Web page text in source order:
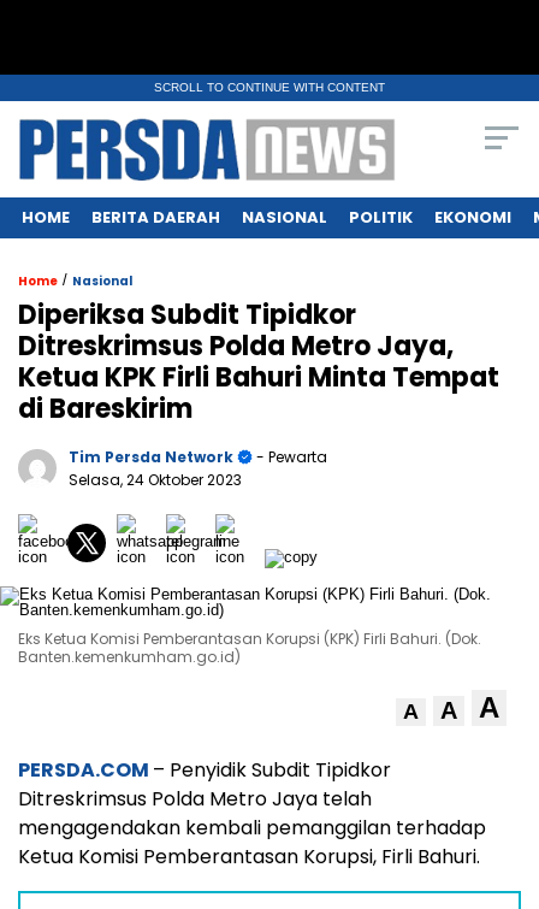
SCROLL TO CONTINUE WITH CONTENT
HOME BERITA DAERAH NASIONAL POLITIK EKONOMI
Home / Nasional
Diperiksa Subdit Tipidkor
Ditreskrimsus Polda Metro Jaya,
Ketua KPK Firli Bahuri Minta Tempat
di Bareskirim
Tim Persda Network
- Pewarta
Selasa, 24 Oktober 2023
Eks Ketua Komisi Pemberantasan Korupsi (KPK) Firli Bahuri. (Dok.
Banten.kemenkumham.go.id)
A A A
PERSDA.COM – Penyidik Subdit Tipidkor
Ditreskrimsus Polda Metro Jaya telah
mengagendakan kembali pemanggilan terhadap
Ketua Komisi Pemberantasan Korupsi, Firli Bahuri.